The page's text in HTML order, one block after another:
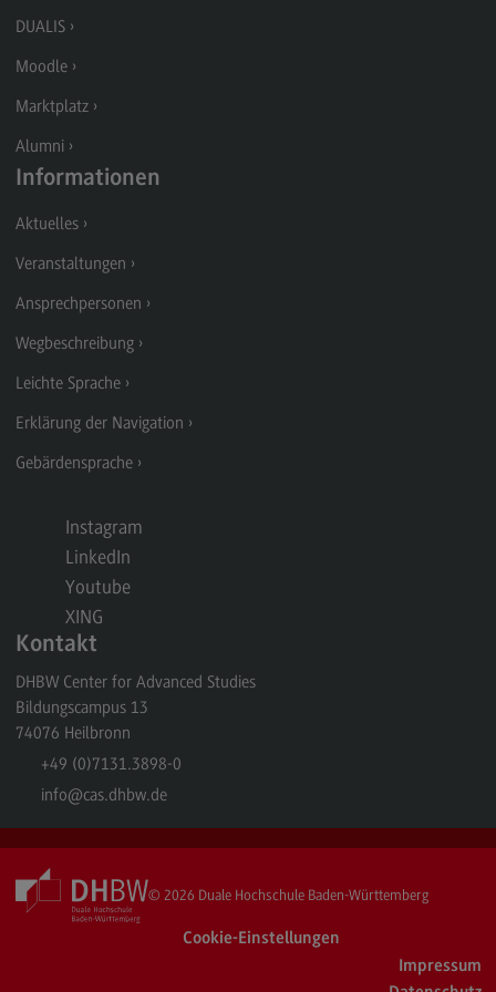
Modulangebot
Berufsperspektiven
Kontakt
Digital Business Management
Digital Business Management
Modulangebot
Berufsperspektiven
Kontakt
Digitalisierung in der Sozialen Arbeit
Digitalisierung in der Sozialen Arbeit
Modulangebot
Berufsperspektiven
Elektrotechnik und Informationstechnik
Elektrotechnik und Informationstechnik
Profil-O-Mat Elektrotechnik und
Informationstechnik
Rahmenbedingungen
Modulangebot
Berufsperspektiven
Kontakt
Entrepreneurship
Entrepreneurship
Modulangebot
DUALIS
Moodle
Marktplatz
Alumni
Informationen
Aktuelles
Veranstaltungen
Ansprechpersonen
Wegbeschreibung
Leichte Sprache
Erklärung der Navigation
Gebärdensprache
Instagram
LinkedIn
Youtube
XING
Kontakt
DHBW Center for Advanced Studies
Bildungscampus 13
74076 Heilbronn
+49 (0)7131.3898-0
info@cas.dhbw.de
© 2026 Duale Hochschule Baden-Württemberg
Cookie-Einstellungen
Impressum